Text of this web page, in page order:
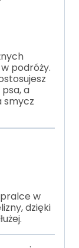
podróży.
a
smycz
w
dzięki